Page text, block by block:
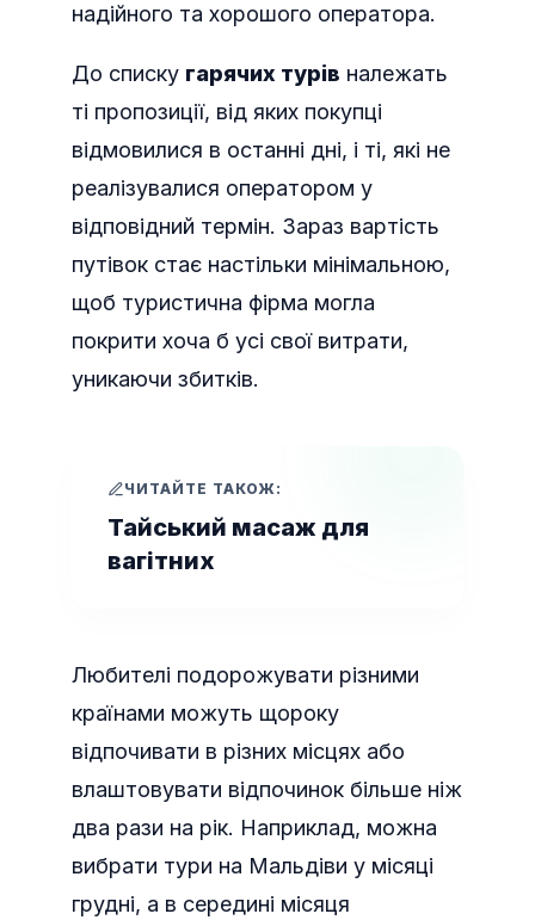
надійного та хорошого оператора.
До списку гарячих турів належать
ті пропозиції, від яких покупці
відмовилися в останні дні, і ті, які не
реалізувалися оператором у
відповідний термін. Зараз вартість
путівок стає настільки мінімальною,
щоб туристична фірма могла
покрити хоча б усі свої витрати,
уникаючи збитків.
ЧИТАЙТЕ ТАКОЖ:
Тайський масаж для
вагітних
Любителі подорожувати різними
країнами можуть щороку
відпочивати в різних місцях або
влаштовувати відпочинок більше ніж
два рази на рік. Наприклад, можна
вибрати тури на Мальдіви у місяці
грудні, а в середині місяця